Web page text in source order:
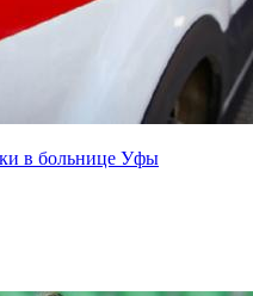
в больнице Уфы